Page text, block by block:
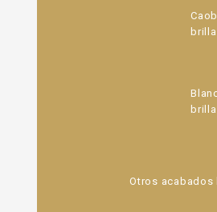
Otros